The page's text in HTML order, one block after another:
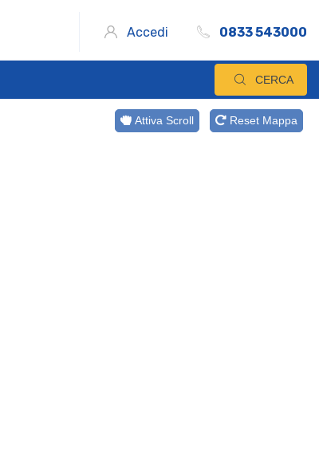
Accedi 0833 543000
CERCA
Attiva Scroll Reset Mappa